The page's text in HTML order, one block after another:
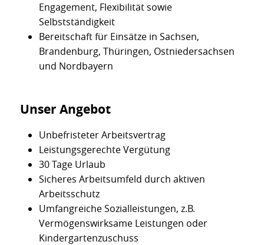
Engagement, Flexibilität sowie
Selbstständigkeit
Bereitschaft für Einsätze in Sachsen,
Brandenburg, Thüringen, Ostniedersachsen
und Nordbayern
Unser Angebot
Unbefristeter Arbeitsvertrag
Leistungsgerechte Vergütung
30 Tage Urlaub
Sicheres Arbeitsumfeld durch aktiven
Arbeitsschutz
Umfangreiche Sozialleistungen, z.B.
Vermögenswirksame Leistungen oder
Kindergartenzuschuss